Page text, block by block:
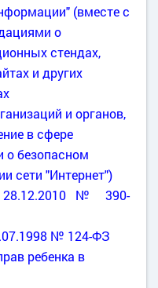
(вместе с
о
стендах,
и других
и органов,
в сфере
о безопасном
сети "Интернет")
28.12.2010 № 390-
№ 124-ФЗ
ребенка в